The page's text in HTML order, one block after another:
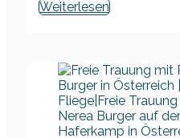
Weiterlesen